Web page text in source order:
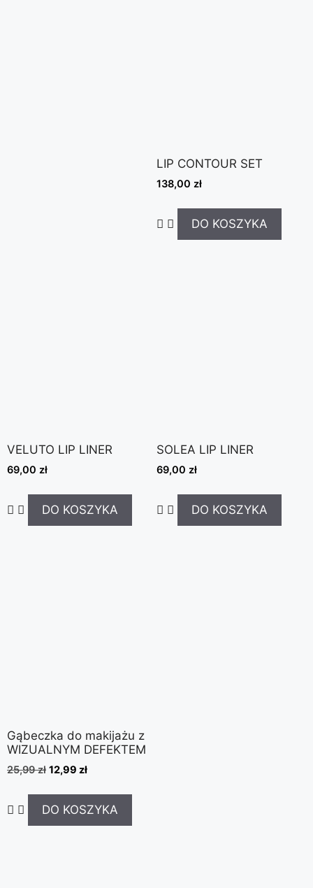
LIP CONTOUR SET
138,00 zł
DO KOSZYKA
VELUTO LIP LINER
69,00 zł
DO KOSZYKA
SOLEA LIP LINER
69,00 zł
DO KOSZYKA
Gąbeczka do makijażu z
WIZUALNYM DEFEKTEM
25,99zł 12,99 zł
DO KOSZYKA